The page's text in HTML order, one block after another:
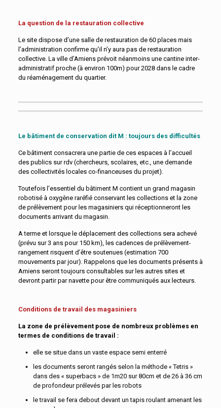
La question de la restauration collective
Le site dispose d’une salle de restauration de 60 places mais
l’administration confirme qu’il n’y aura pas de restauration
collective. La ville d’Amiens prévoit néanmoins une cantine inter-
administratif proche (à environ 100m) pour 2028 dans le cadre
du réaménagement du quartier.
Le bâtiment de conservation dit M : toujours des difficultés
Ce bâtiment consacrera une partie de ces espaces à l’accueil
des publics sur rdv (chercheurs, scolaires, etc., une demande
des collectivités locales co-financeuses du projet).
Toutefois l’essentiel du bâtiment M contient un grand magasin
robotisé à oxygène raréfié conservant les collections et la zone
de prélèvement pour les magasiniers qui réceptionneront les
documents arrivant du magasin.
A terme et lorsque le déplacement des collections sera achevé
(prévu sur 3 ans pour 150 km), les cadences de prélèvement-
rangement risquent d’être soutenues (estimation 700
mouvements par jour). Rappelons que les documents présents à
Amiens seront toujours consultables sur les autres sites et
devront partir par navette pour être communiqués aux lecteurs.
Conditions de travail des magasiniers
La zone de prélèvement pose de nombreux problèmes en
termes de conditions de travail :
elle se situe dans un vaste espace semi enterré
les documents seront rangés selon la méthode « Tetris »
dans des « superbacs » de 1m20 sur 80cm et de 26 à 36 cm
de profondeur prélevés par les robots
le travail se fera debout devant un tapis roulant amenant les